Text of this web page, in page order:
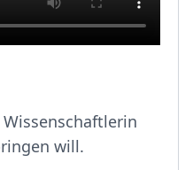
will.